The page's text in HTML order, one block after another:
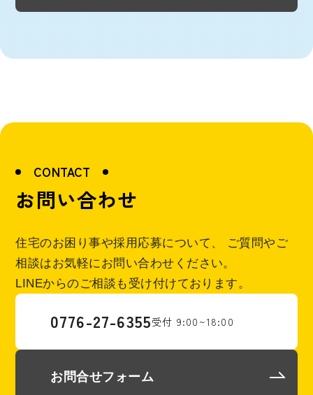
CONTACT
お問い合わせ
住宅のお困り事や採用応募について、
ご質問やご
相談はお気軽にお問い合わせください。
LINEからのご相談も受け付けております。
0776-27-6355受付 9:00~18:00
お問合せフォーム